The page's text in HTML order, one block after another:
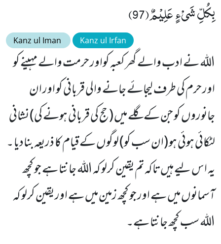
بِكُلِّ شَیْءٍ عَلِیْمٌ(97)
Kanz ul Iman Kanz ul Irfan
اللہ نے ادب والے گھر کعبہ کواور حرمت والے مہینے کو
اور حرم کی طرف لیجائے جانے والی قربانی کو اور ان
جانوروں کو جن کے گلے میں (حج کی قربانی ہونے کی) نشانی
لٹکائی ہوئی ہو (ان سب کو) لوگوں کے قیام کا ذریعہ بنادیا ۔
یہ اس لیے ہیں تاکہ تم یقین کرلو کہ اللہ جانتا ہے جو کچھ
آسمانوں میں ہے اور جو کچھ زمین میں ہے اور یقین کرلو کہ
اللہ سب کچھ جانتا ہے۔